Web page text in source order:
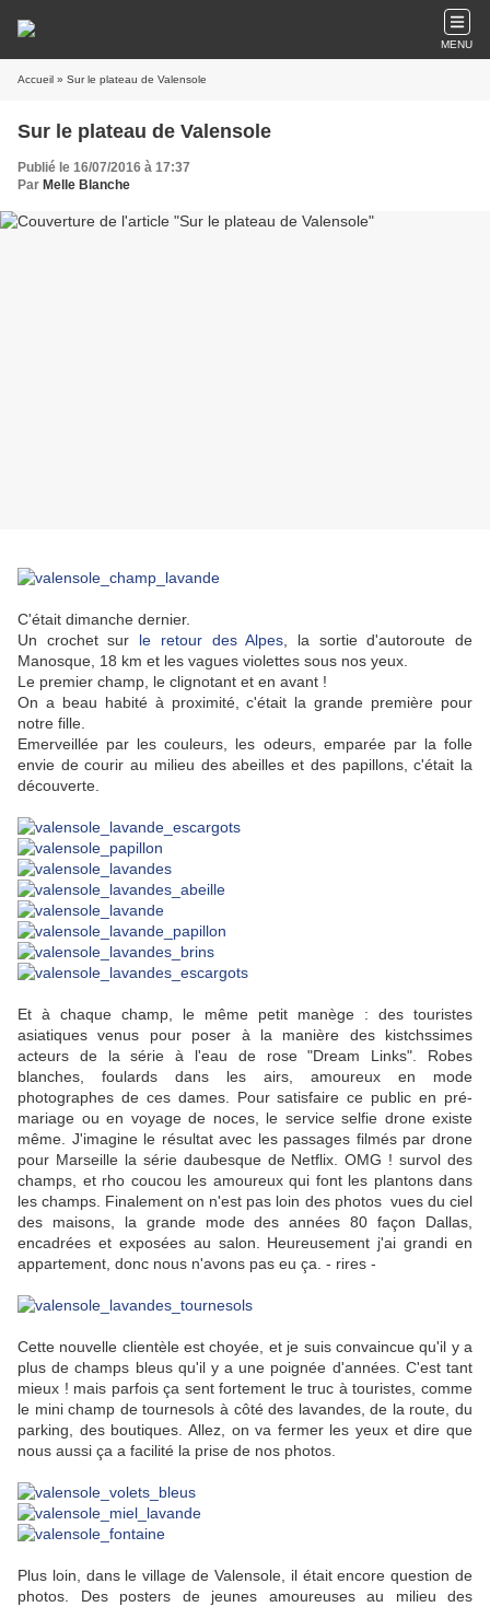
MENU
Accueil » Sur le plateau de Valensole
Sur le plateau de Valensole
Publié le 16/07/2016 à 17:37
Par Melle Blanche
C'était dimanche dernier.
Un crochet sur le retour des Alpes , la sortie d'autoroute de
Manosque, 18 km et les vagues violettes sous nos yeux.
Le premier champ, le clignotant et en avant !
On a beau habité à proximité, c'était la grande première pour
notre fille.
Emerveillée par les couleurs, les odeurs, emparée par la folle
envie de courir au milieu des abeilles et des papillons, c'était la
découverte.
Et à chaque champ, le même petit manège : des touristes
asiatiques venus pour poser à la manière des kistchssimes
acteurs de la série à l'eau de rose "Dream Links". Robes
blanches, foulards dans les airs, amoureux en mode
photographes de ces dames. Pour satisfaire ce public en pré-
mariage ou en voyage de noces, le service selfie drone existe
même. J'imagine le résultat avec les passages filmés par drone
pour Marseille la série daubesque de Netflix. OMG ! survol des
champs, et rho coucou les amoureux qui font les plantons dans
les champs. Finalement on n'est pas loin des photos vues du ciel
des maisons, la grande mode des années 80 façon Dallas,
encadrées et exposées au salon. Heureusement j'ai grandi en
appartement, donc nous n'avons pas eu ça. - rires -
Cette nouvelle clientèle est choyée, et je suis convaincue qu'il y a
plus de champs bleus qu'il y a une poignée d'années. C'est tant
mieux ! mais parfois ça sent fortement le truc à touristes, comme
le mini champ de tournesols à côté des lavandes, de la route, du
parking, des boutiques. Allez, on va fermer les yeux et dire que
nous aussi ça a facilité la prise de nos photos.
Plus loin, dans le village de Valensole, il était encore question de
photos. Des posters de jeunes amoureuses au milieu des